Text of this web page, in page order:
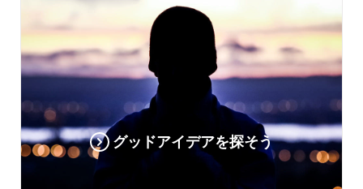
グッドアイデアを探そう